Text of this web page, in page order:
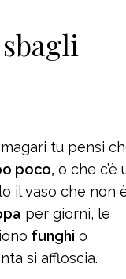
magari tu pensi
poco, o che c’è
il vaso che non
per giorni, le
funghi o
si affloscia.